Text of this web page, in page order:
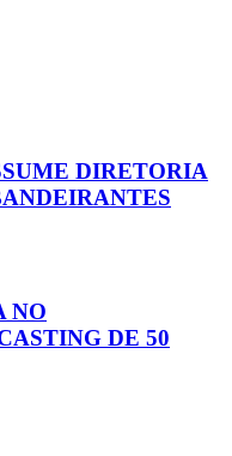
DIRETORIA
NO
DE 50